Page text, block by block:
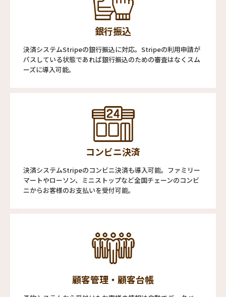
銀行振込
決済システムStripeの銀行振込に対応。Stripeの利用申請が
パスしている状態であれば銀行振込のための審査はなくスム
ーズに導入可能。
コンビニ決済
決済システムStripeのコンビニ決済も導入可能。ファミリー
マートやローソン、ミニストップなど全国チェーンのコンビ
ニからお客様のお支払いを受付可能。
顧客管理・顧客台帳